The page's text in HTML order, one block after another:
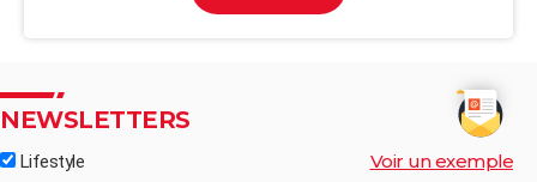
NEWSLETTERS
Lifestyle Voir un exemple